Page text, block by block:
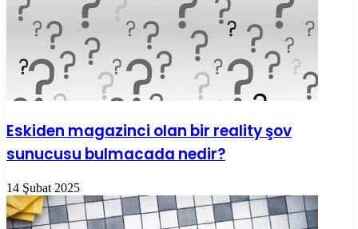
Eskiden magazinci olan bir reality şov
sunucusu bulmacada nedir?
14 Şubat 2025